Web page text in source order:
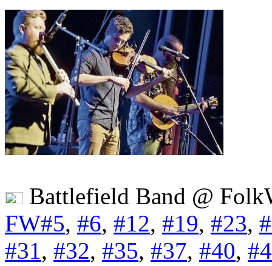
Battlefield Band @
FW#5, #6, #12, #19, #23,
#31, #32, #35, #37, #40,